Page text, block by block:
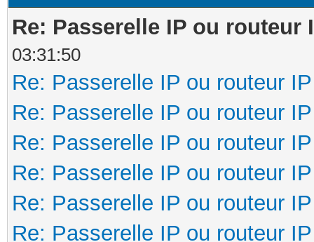
Re: Passerelle IP ou routeur
03:31:50
Re: Passerelle IP ou routeur
Re: Passerelle IP ou routeur
Re: Passerelle IP ou routeur
Re: Passerelle IP ou routeur
Re: Passerelle IP ou routeur
Re: Passerelle IP ou routeur